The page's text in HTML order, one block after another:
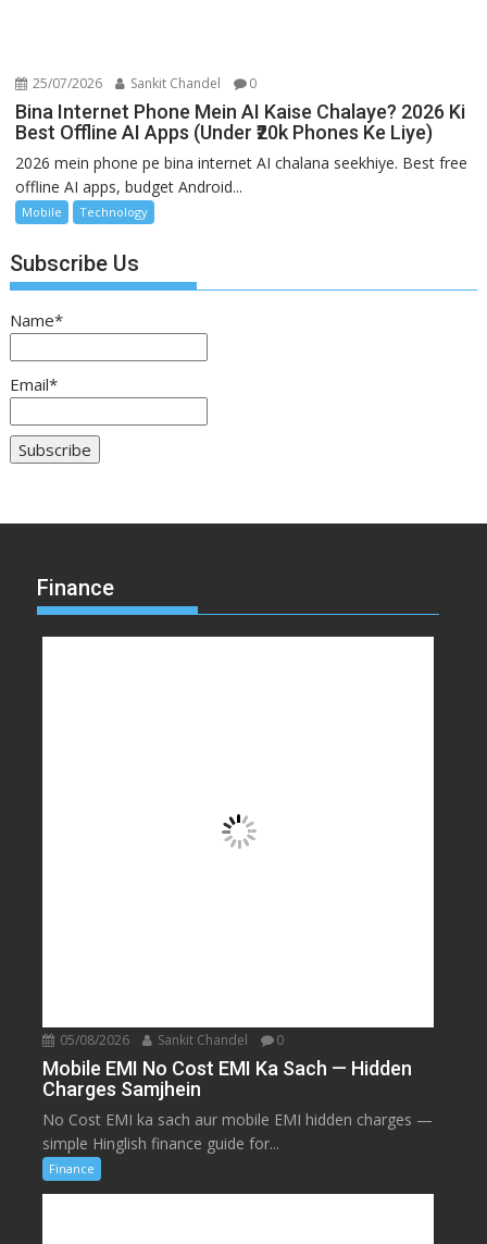
25/07/2026 Sankit Chandel 0
Bina Internet Phone Mein AI Kaise Chalaye? 2026 Ki
Best Offline AI Apps (Under ₹20k Phones Ke Liye)
2026 mein phone pe bina internet AI chalana seekhiye. Best free
offline AI apps, budget Android...
Mobile Technology
Subscribe Us
Name*
Email*
Finance
05/08/2026 Sankit Chandel 0
Mobile EMI No Cost EMI Ka Sach — Hidden
Charges Samjhein
No Cost EMI ka sach aur mobile EMI hidden charges —
simple Hinglish finance guide for...
Finance